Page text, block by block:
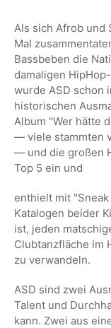
Als sich Afrob und
Mal
Bassbeben die
damaligen
wurde ASD schon
historischen
Album "Wer hätte
— viele stammten
— und die großen
Top 5 ein und
enthielt mit
Katalogen beider
ist, jeden
Clubtanzfläche im
zu verwandeln.
ASD sind zwei
Talent und
kann. Zwei aus